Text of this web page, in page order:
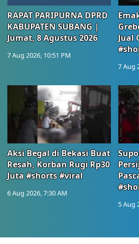
RAPAT PARIPURNA DPRD
KABUPATEN SUBANG |
Jumat, 8 Agustus 2026
7 Aug 2026, 10:51 PM
Jual
7 Aug
Aksi Begal di Bekasi Buat
Resah, Korban Rugi Rp30
Juta #shorts #viral
6 Aug 2026, 7:30 AM
5 Aug